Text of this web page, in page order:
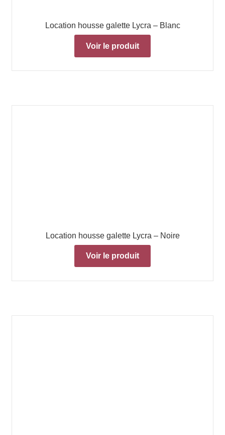
Location housse galette Lycra – Blanc
Voir le produit
Location housse galette Lycra – Noire
Voir le produit